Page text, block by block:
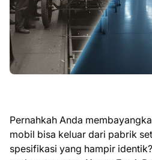
Pernahkah Anda
mobil bisa keluar dari pabrik
spesifikasi yang hampir